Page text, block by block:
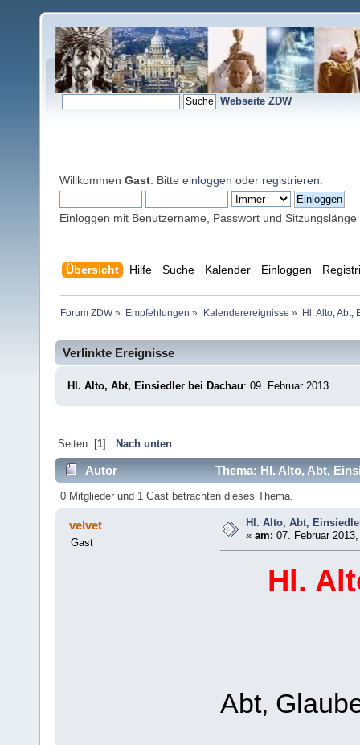
Webseite ZDW
Willkommen Gast . Bitte einloggen oder registrieren
Einloggen mit Benutzername, Passwort und Sitzungslänge
Übersicht Hilfe Suche Kalender Einloggen
Forum ZDW» Empfehlungen » Kalenderereignisse » Hl. Alto, Abt,
Verlinkte Ereignisse
Hl. Alto, Abt, Einsiedler bei Dachau: 09. Februar 2013
Seiten: [1] Nach unten
Autor Thema: Hl. Alto, Abt,
0 Mitglieder und 1 Gast betrachten dieses Thema.
velvet
Gast
Hl. Alto, Abt,
«am: 07. Februar
Hl.
Abt,